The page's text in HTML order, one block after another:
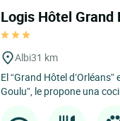
Logis Hôtel Grand
Albi31 km
El “Grand Hôtel
Goulu”, le propone una